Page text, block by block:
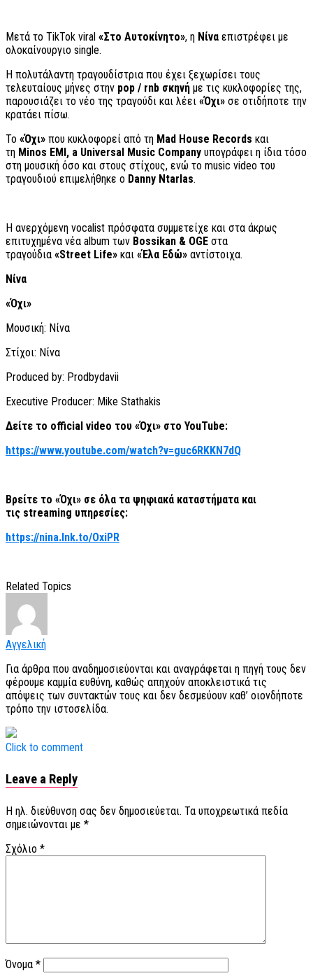
Μετά το TikTok viral «Στο Αυτοκίνητο», η Νίνα επιστρέφει με
ολοκαίνουργιο single.
Η πολυτάλαντη τραγουδίστρια που έχει ξεχωρίσει τους
τελευταίους μήνες στην pop / rnb σκηνή με τις κυκλοφορίες της,
παρουσιάζει το νέο της τραγούδι και λέει «Όχι» σε οτιδήποτε την
κρατάει πίσω.
Το «Όχι» που κυκλοφορεί από τη Mad House Records και
τη Minos EMI , a Universal Music Company υπογράφει η ίδια τόσο
στη μουσική όσο και στους στίχους, ενώ το music video του
τραγουδιού επιμελήθηκε ο Danny Ntarlas.
Η ανερχόμενη vocalist πρόσφατα συμμετείχε και στα άκρως
επιτυχημένα νέα album των Bossikan & OGE στα
τραγούδια «Street Life» και «Έλα Εδώ» αντίστοιχα.
Νίνα
«Όχι»
Μουσική: Νίνα
Στίχοι: Νίνα
Produced by: Prodbydavii
Executive Producer: Mike Stathakis
Δείτε το official video του «Όχι» στο YouTube:
https://www.youtube.com/watch?v=guc6RKKN7dQ
Βρείτε το «Όχι» σε όλα τα ψηφιακά καταστήματα και
τις streaming υπηρεσίες:
https://nina.lnk.to/OxiPR
Related Topics
Αγγελική
Για άρθρα που αναδημοσιεύονται και αναγράφεται η πηγή τους δεν
φέρουμε καμμία ευθύνη, καθώς απηχούν αποκλειστικά τις
απόψεις των συντακτών τους και δεν δεσμεύουν καθ’ οιονδήποτε
τρόπο την ιστοσελίδα.
Click to comment
Leave a Reply
Η ηλ. διεύθυνση σας δεν δημοσιεύεται. Τα υποχρεωτικά πεδία
σημειώνονται με *
Σχόλιο *
Όνομα *